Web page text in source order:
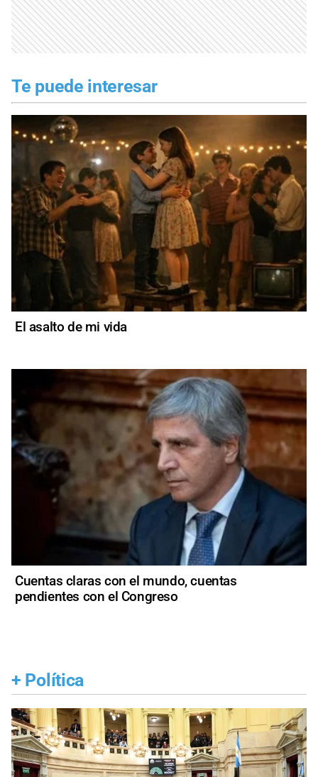
Te puede interesar
El asalto de mi vida
Cuentas claras con el mundo, cuentas
pendientes con el Congreso
+ Política